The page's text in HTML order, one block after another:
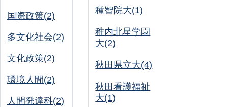
国際政策(2)
多文化社会(2)
文化政策(2)
環境人間(2)
人間発達科(2)
種智院大(1)
稚内北星学園
大(2)
秋田県立大(4)
秋田看護福祉
大(1)